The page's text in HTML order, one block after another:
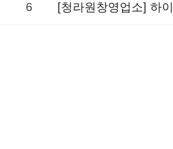
6 [청라원창영업소] 하